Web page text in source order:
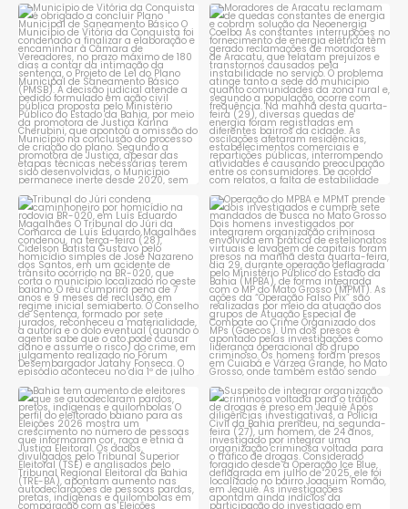
Município de Vitória da
Conquista é obrigado a...
1 0
Moradores de Aracatu
reclamam de quedas
constantes ...
1 0
Tribunal do Júri condena
caminhoneiro por...
1 0
Operação do MPBA e MPMT
prende dois investigados e...
1 0
Bahia tem aumento de eleitores
que se autodeclaram...
1 0
Suspeito de integrar
organização criminosa
voltada...
1 0